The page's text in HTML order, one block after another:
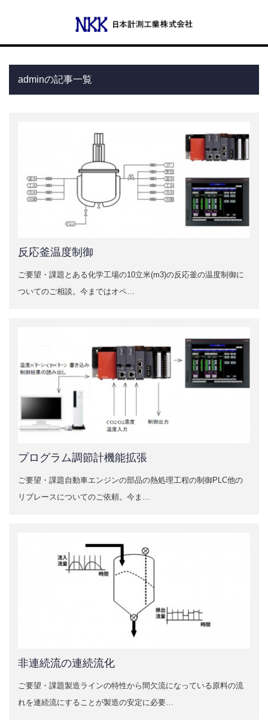
adminの記事一覧
反応釜温度制御
ご要望・課題とある化学工場の10立米(m3)の反応釜の温度制御に
ついてのご相談。今まではオペ…
プログラム調節計機能拡張
ご要望・課題自動車エンジンの部品の熱処理工程の制御PLC他の
リプレースについてのご依頼。今ま…
非連続流の連続流化
ご要望・課題製造ラインの特性から間欠流になっている原料の流
れを連続流にすることが製造の安定に必要…
Menu
沿革
強み
プログラム調節計機能拡張
非連続流の連続流化
流量計の落差補正を自動化
1B流量の制御
NGLガラスレベル計
計装トラブル110番！